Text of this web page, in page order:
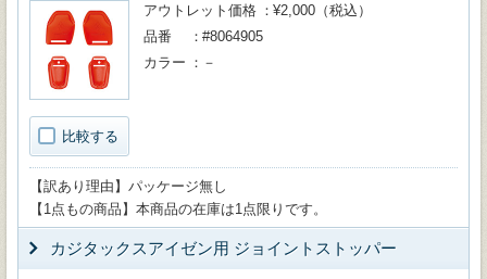
比較する
アウトレット価格
¥2,000（税込）
品番
#8064905
カラー
－
【訳あり理由】パッケージ無し
【1点もの商品】本商品の在庫は1点限りです。
カジタックスアイゼン用 ジョイントストッパー